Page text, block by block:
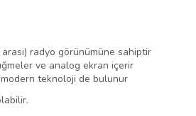
radyo görünümüne sahiptir
ve analog ekran içerir
teknoloji de bulunur